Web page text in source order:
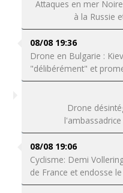
Attaques en mer
à la Russie
08/08 19:36
Drone en Bulgarie :
"délibérément" et
Drone
08/08 19:06
Cyclisme: Demi
de France et endosse